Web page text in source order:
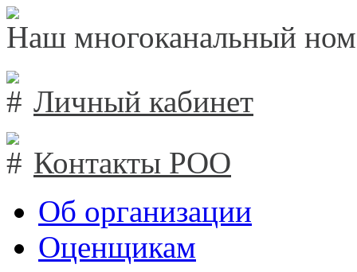
Наш многоканальный
Личный кабинет
Контакты РОО
Об организации
Оценщикам